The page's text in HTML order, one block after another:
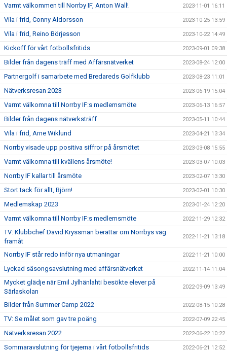
Varmt välkommen till Norrby IF, Anton Wall! 2023-11-01 16:11
Vila i frid, Conny Aldorsson 2023-10-25 13:59
Vila i frid, Reino Börjesson 2023-10-22 14:49
Kickoff för vårt fotbollsfritids 2023-09-01 09:38
Bilder från dagens träff med Affärsnätverket 2023-08-24 12:00
Partnergolf i samarbete med Bredareds Golfklubb 2023-08-23 11:01
Nätverksresan 2023 2023-06-19 15:04
Varmt välkomna till Norrby IF:s medlemsmöte 2023-06-13 16:57
Bilder från dagens nätverksträff 2023-05-11 10:44
Vila i frid, Arne Wiklund 2023-04-21 13:34
Norrby visade upp positiva siffror på årsmötet 2023-03-08 15:55
Varmt välkomna till kvällens årsmöte! 2023-03-07 10:03
Norrby IF kallar till årsmöte 2023-02-07 13:30
Stort tack för allt, Björn! 2023-02-01 10:30
Medlemskap 2023 2023-01-24 12:20
Varmt välkomna till Norrby IF:s medlemsmöte 2022-11-29 12:32
TV: Klubbchef David Kryssman berättar om Norrbys väg
framåt
2022-11-21 13:18
Norrby IF står redo inför nya utmaningar 2022-11-21 10:00
Lyckad säsongsavslutning med affärsnätverket 2022-11-14 11:04
Mycket glädje när Emil Jylhänlahti besökte elever på
Särlaskolan
2022-09-09 13:49
Bilder från Summer Camp 2022 2022-08-15 10:28
TV: Se målet som gav tre poäng 2022-07-09 22:45
Nätverksresan 2022 2022-06-22 10:22
Sommaravslutning för tjejerna i vårt fotbollsfritids 2022-06-21 12:52